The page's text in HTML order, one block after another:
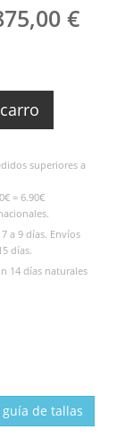
€
superiores a
= 6.90€
a 9 días. Envíos
días.
14 días naturales
de tallas